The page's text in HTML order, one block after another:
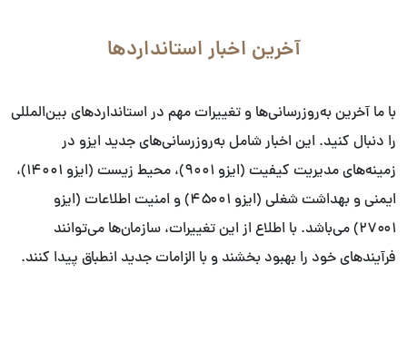
آخرین اخبار استانداردها
با ما آخرین به‌روزرسانی‌ها و تغییرات مهم در استانداردهای بین‌المللی
را دنبال کنید. این اخبار شامل به‌روزرسانی‌های جدید ایزو در
زمینه‌های مدیریت کیفیت (ایزو ۹۰۰۱)، محیط زیست (ایزو ۱۴۰۰۱)،
ایمنی و بهداشت شغلی (ایزو ۴۵۰۰۱) و امنیت اطلاعات (ایزو
۲۷۰۰۱) می‌باشد. با اطلاع از این تغییرات، سازمان‌ها می‌توانند
فرآیندهای خود را بهبود بخشند و با الزامات جدید انطباق پیدا کنند.